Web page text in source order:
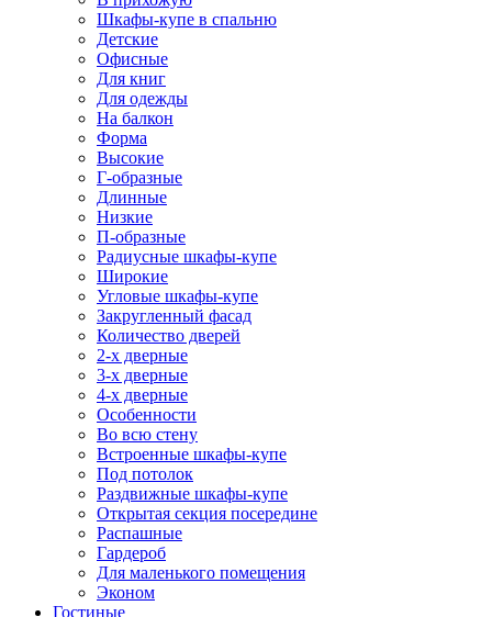
Шкафы-купе в спальню
Детские
Офисные
Для книг
Для одежды
На балкон
Форма
Высокие
Г-образные
Длинные
Низкие
П-образные
Радиусные шкафы-купе
Широкие
Угловые шкафы-купе
Закругленный фасад
Количество дверей
2-х дверные
3-х дверные
4-х дверные
Особенности
Во всю стену
Встроенные шкафы-купе
Под потолок
Раздвижные шкафы-купе
Открытая секция посередине
Распашные
Гардероб
Для маленького помещения
Эконом
Гостиные